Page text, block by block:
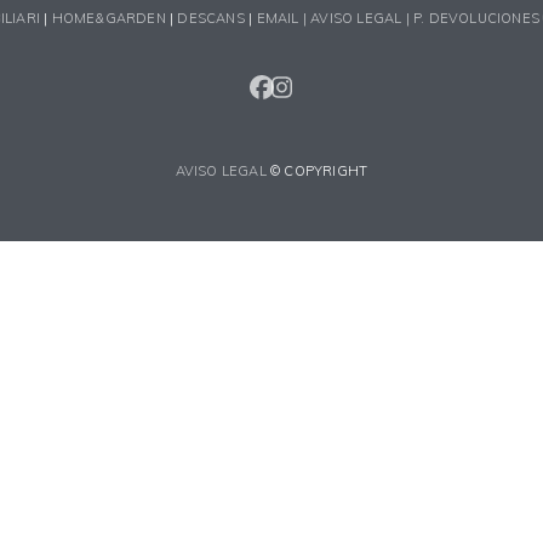
| HOME&GARDEN | DESCANS| EMAIL |AVISO LEGAL | P. DEVOLUCIONES
FACEBOOK
INSTAGRAM
AVISO LEGAL© COPYRIGHT